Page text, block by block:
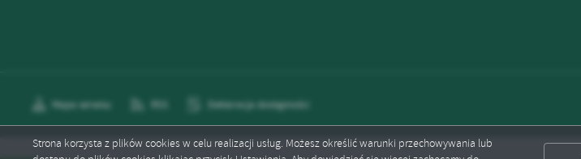
Strona korzysta z plików cookies w celu realizacji usług. Możesz określić warunki przechowywania lub
Mapa serwisu Deklaracja dostępności